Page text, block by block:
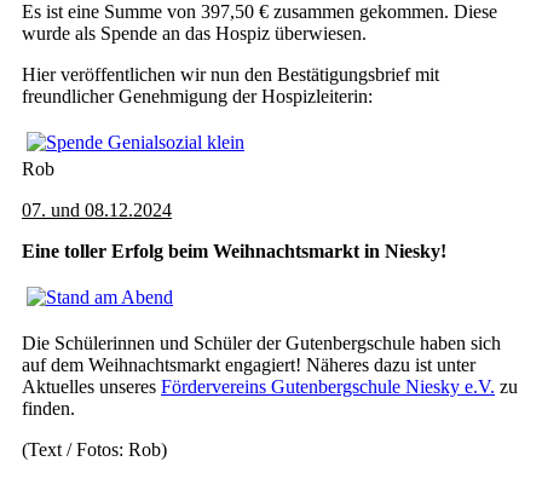
Es ist eine Summe von 397,50 € zusammen gekommen. Diese
wurde als Spende an das Hospiz überwiesen.
Hier veröffentlichen wir nun den Bestätigungsbrief mit
freundlicher Genehmigung der Hospizleiterin:
Rob
07. und 08.12.2024
Eine toller Erfolg beim Weihnachtsmarkt in Niesky!
Die Schülerinnen und Schüler der Gutenbergschule haben sich
auf dem Weihnachtsmarkt engagiert! Näheres dazu ist unter
Aktuelles unseres Fördervereins Gutenbergschule Niesky e.V. zu
finden.
(Text / Fotos: Rob)